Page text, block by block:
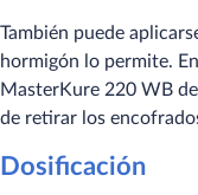
También puede
hormigón lo permite.
MasterKure 220 WB
de retirar los
Dosificación